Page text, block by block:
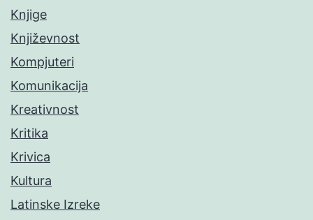
Knjige
Književnost
Kompjuteri
Komunikacija
Kreativnost
Kritika
Krivica
Kultura
Latinske Izreke